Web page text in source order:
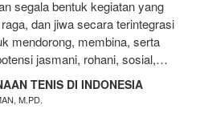
segala bentuk kegiatan yang
dan jiwa secara terintegrasi
mendorong, membina, serta
jasmani, rohani, sosial,…
TENIS DI INDONESIA
M.PD.